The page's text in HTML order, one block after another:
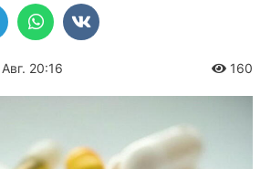
20:16 160